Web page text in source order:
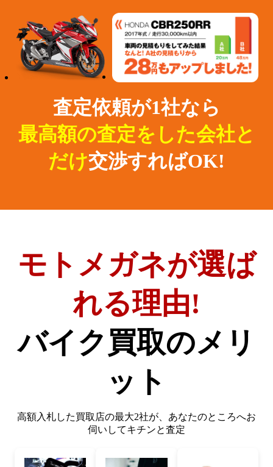
査定依頼が1社なら
最高額の査定をした会社と
だけ交渉すればOK!
モトメガネが選ば
れる理由!
バイク買取のメリ
ット
高額入札した買取店の最大2社が、 あなたのところへお
伺いしてキチンと査定